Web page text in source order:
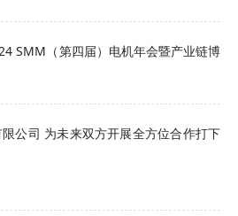
SMM（第四届）电机年会暨产业链博
公司 为未来双方开展全方位合作打下